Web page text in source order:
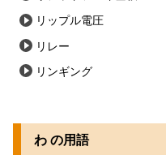
リップル電圧
リレー
リンギング
わ の用語